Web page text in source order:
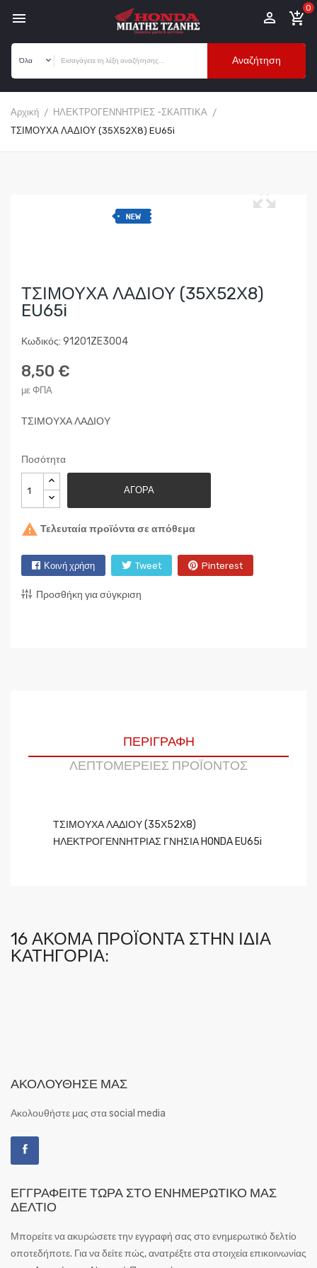
 add_shopping_cart
0

Αναζήτηση
Αρχική
ΗΛΕΚΤΡΟΓΕΝΝΗΤΡΙΕΣ -ΣΚΑΠΤΙΚΑ
ΤΣΙΜΟΥΧΑ ΛΑΔΙΟΥ (35Χ52Χ8) EU65i
ΤΣΙΜΟΥΧΑ ΛΑΔΙΟΥ (35Χ52Χ8)
EU65i
Κωδικός: 91201ZE3004
8,50 €
με ΦΠΑ
ΤΣΙΜΟΥΧΑ ΛΑΔΙΟΥ
Ποσότητα
ΑΓΟΡΆ
 Τελευταία προϊόντα σε απόθεμα
Κοινή χρήση Tweet Pinterest
Προσθήκη για σύγκριση
ΠΕΡΙΓΡΑΦΉ
ΛΕΠΤΟΜΈΡΕΙΕΣ ΠΡΟΪΌΝΤΟΣ
ΤΣΙΜΟΥΧΑ ΛΑΔΙΟΥ (35Χ52Χ8)
ΗΛΕΚΤΡΟΓΕΝΝΗΤΡΙΑΣ ΓΝΗΣΙΑ HONDA EU65i
16 ΑΚΌΜΑ ΠΡΟΪΌΝΤΑ ΣΤΗΝ ΊΔΙΑ
ΚΑΤΗΓΟΡΊΑ:
ΑΚΟΛΟΎΘΗΣΕ ΜΑΣ
Ακολουθήστε μας στα social media
ΕΓΓΡΑΦΕΊΤΕ ΤΏΡΑ ΣΤΟ ΕΝΗΜΕΡΩΤΙΚΌ ΜΑΣ
ΔΕΛΤΊΟ
Μπορείτε να ακυρώσετε την εγγραφή σας στο ενημερωτικό δελτίο
οποτεδήποτε. Για να δείτε πώς, ανατρέξτε στα στοιχεία επικοινωνίας